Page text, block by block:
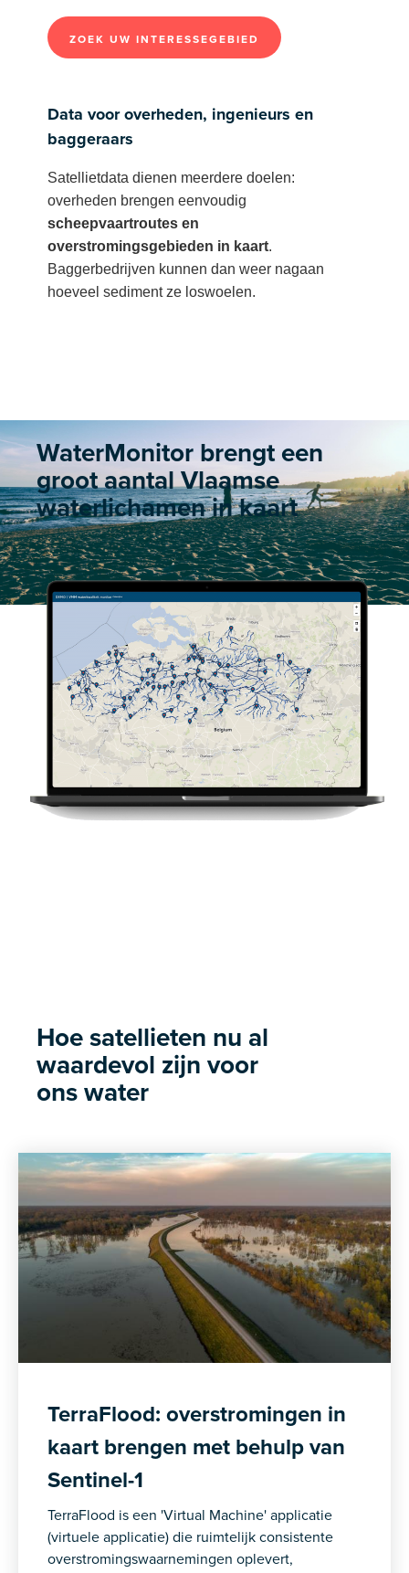
ZOEK UW INTERESSEGEBIED
Data voor overheden, ingenieurs en
baggeraars
Satellietdata dienen meerdere doelen:
overheden brengen eenvoudig
scheepvaartroutes en
overstromingsgebieden in kaart.
Baggerbedrijven kunnen dan weer nagaan
hoeveel sediment ze loswoelen.
WaterMonitor brengt een
groot aantal Vlaamse
waterlichamen in kaart
Hoe satellieten nu al
waardevol zijn voor
ons water
TerraFlood: overstromingen in
kaart brengen met behulp van
Sentinel-1
TerraFlood is een 'Virtual Machine' applicatie
(virtuele applicatie) die ruimtelijk consistente
overstromingswaarnemingen oplevert,